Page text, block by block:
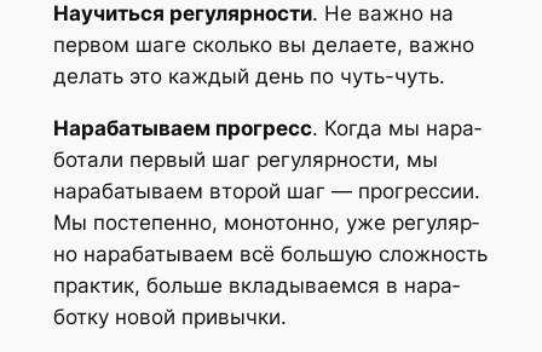
Научить­ся регу­ляр­но­сти. Не важ­но на
пер­вом шаге сколь­ко вы дела­е­те, важ­но
делать это каж­дый день по чуть-чуть.
Нара­ба­ты­ва­ем про­гресс. Когда мы нара­
бо­та­ли пер­вый шаг регу­ляр­но­сти, мы
нара­ба­ты­ва­ем вто­рой шаг — про­грес­сии.
Мы посте­пен­но, моно­тон­но, уже регу­ляр­
но нара­ба­ты­ва­ем всё боль­шую слож­ность
прак­тик, боль­ше вкла­ды­ва­ем­ся в нара­
бот­ку новой привычки.